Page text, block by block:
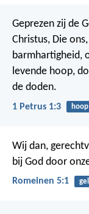
Geprezen zij de
Christus, Die
barmhartigheid,
levende hoop,
de doden.
1 Petrus 1:3 hoop
Wij dan,
bij God door
Romeinen 5:1